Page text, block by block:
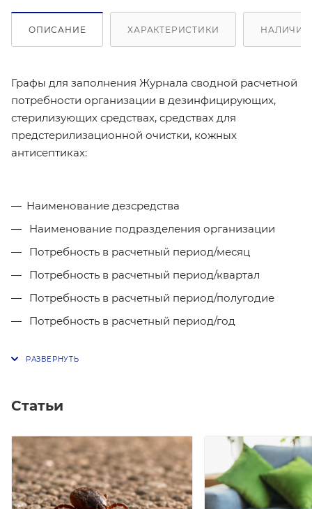
ОПИСАНИЕ ХАРАКТЕРИСТИКИ НАЛИЧИЕ
Графы для заполнения Журнала сводной расчетной
потребности организации в дезинфицирующих,
стерилизующих средствах, средствах для
предстерилизационной очистки, кожных
антисептиках:
Наименование дезсредства
Наименование подразделения организации
Потребность в расчетный период/месяц
Потребность в расчетный период/квартал
Потребность в расчетный период/полугодие
Потребность в расчетный период/год
Статьи